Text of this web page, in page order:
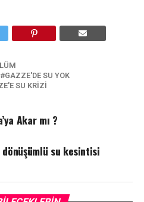
GAZZE'DE SU YOK
SU KRIZI
Akar mı ?
dönüşümlü su kesintisi